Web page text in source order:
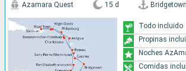
Azamara Quest 15 d Bridgetown
Todo incluido
Propinas
Noches
Comidas